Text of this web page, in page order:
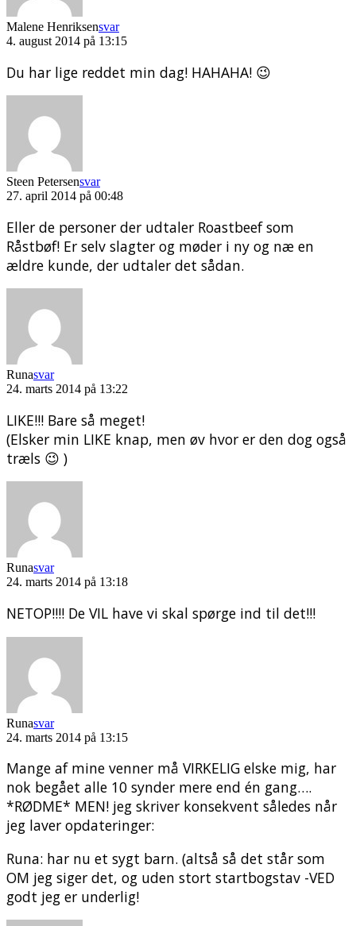
Malene Henriksensvar
4. august 2014 på 13:15
Du har lige reddet min dag! HAHAHA! 😉
Steen Petersensvar
27. april 2014 på 00:48
Eller de personer der udtaler Roastbeef som
Råstbøf! Er selv slagter og møder i ny og næ en
ældre kunde, der udtaler det sådan.
Runasvar
24. marts 2014 på 13:22
LIKE!!! Bare så meget!
(Elsker min LIKE knap, men øv hvor er den dog også
træls 😉 )
Runasvar
24. marts 2014 på 13:18
NETOP!!!! De VIL have vi skal spørge ind til det!!!
Runasvar
24. marts 2014 på 13:15
Mange af mine venner må VIRKELIG elske mig, har
nok begået alle 10 synder mere end én gang….
*RØDME* MEN! jeg skriver konsekvent således når
jeg laver opdateringer:
Runa: har nu et sygt barn. (altså så det står som
OM jeg siger det, og uden stort startbogstav -VED
godt jeg er underlig!